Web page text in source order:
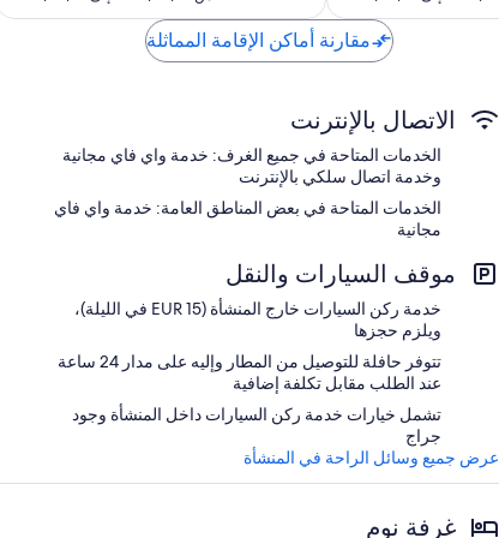
572
556
مقارنة أماكن الإقامة المماثلة
الاتصال بالإنترنت
الخدمات المتاحة في جميع الغرف: خدمة واي فاي مجانية
وخدمة اتصال سلكي بالإنترنت
الخدمات المتاحة في بعض المناطق العامة: خدمة واي فاي
مجانية
موقف السيارات والنقل
خدمة ركن السيارات خارج المنشأة (EUR 15 في الليلة)،
ويلزم حجزها
تتوفر حافلة للتوصيل من المطار وإليه على مدار 24 ساعة
عند الطلب مقابل تكلفة إضافية
تشمل خيارات خدمة ركن السيارات داخل المنشأة وجود
جراج
عرض جميع وسائل الراحة في المنشأة
غرفة نوم